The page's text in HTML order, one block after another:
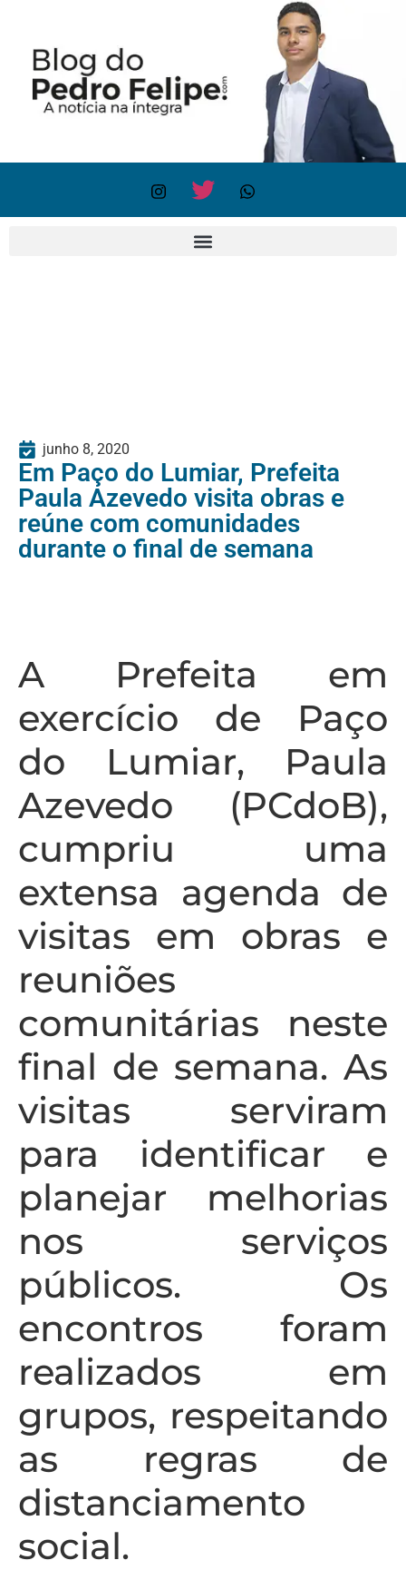
junho 8, 2020
Em Paço do Lumiar, Prefeita
Paula Azevedo visita obras e
reúne com comunidades
durante o final de semana
A Prefeita em
exercício de Paço
do Lumiar, Paula
Azevedo (PCdoB),
cumpriu uma
extensa agenda de
visitas em obras e
reuniões
comunitárias neste
final de semana. As
visitas serviram
para identificar e
planejar melhorias
nos serviços
públicos. Os
encontros foram
realizados em
grupos, respeitando
as regras de
distanciamento
social.